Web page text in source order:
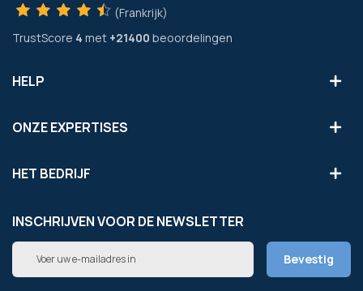
(Frankrijk)
TrustScore 4 met +21400 beoordelingen
HELP
ONZE EXPERTISES
HET BEDRIJF
INSCHRIJVEN VOOR DE NEWSLETTER
Abonneer
op
Bevestig